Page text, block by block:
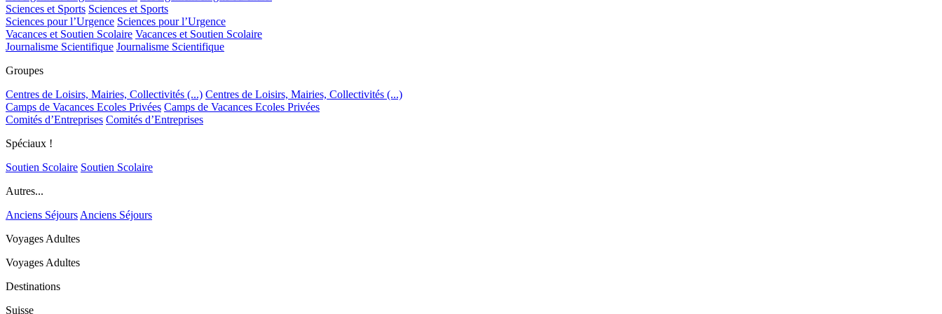
Sciences et Sports Sciences et Sports
Sciences pour l’Urgence Sciences pour l’Urgence
Vacances et Soutien Scolaire Vacances et Soutien Scolaire
Journalisme Scientifique Journalisme Scientifique
Groupes
Centres de Loisirs, Mairies, Collectivités (...) Centres de Loisirs, Mairies, Collectivités (...)
Camps de Vacances Ecoles Privées Camps de Vacances Ecoles Privées
Comités d’Entreprises Comités d’Entreprises
Spéciaux !
Soutien Scolaire Soutien Scolaire
Autres...
Anciens Séjours Anciens Séjours
Voyages Adultes
Voyages Adultes
Destinations
Suisse